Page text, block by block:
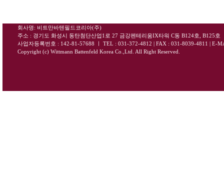
회사명: 비트만바텐필드코리아(주)
주소 : 경기도 화성시 동탄첨단산업1로 27 금강펜테리움IX타워 C동 B124호, B125호
사업자등록번호 : 142-81-57688
ㅣ TEL : 031-372-4812 | FAX : 031-8039-4811 | E-
Copyright (c) Wittmann Battenfeld Korea Co.,Ltd. All Right Reserved.